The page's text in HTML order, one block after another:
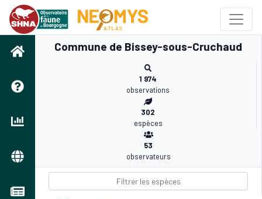
Commune de Bissey-sous-Cruchaud
1 974
observations
302
espèces
53
observateurs